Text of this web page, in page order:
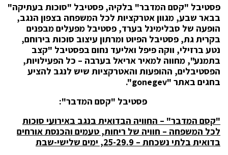
פסטיבל "קסם המדבר" בלקיה, פסטיבל "סוכות בעתיקה"
בבאר שבע, מגוון אטרקציות לכל המשפחה בצפון הנגב,
הופעה של סבלימינל בערד, פסטיבל מפעלים מבפנים
בקרית גת, פסטיבל הפיוט ומרתון עיצוב סוכות בירוחם,
נטע ברזילי, ווקה פיפל ואליעד נחום בפסטיבל "קצב
בתמנע", מחווה למאיר אריאל בערבה – כל הפעילויות,
הפסטיבלים, ההופעות והאטרקציות שיש לנגב להציע
בחגים באתר "gonegev
".
פסטיבל "קסם המדבר":
"קסם המדבר" – החוויה הבדואית בנגב באירועי סוכות
לכל המשפחה – חוויה של ריחות, טעמים והכנסת אורחים
בדואית בלתי נשכחת – 25-29.9, ימים שלישי-שבת